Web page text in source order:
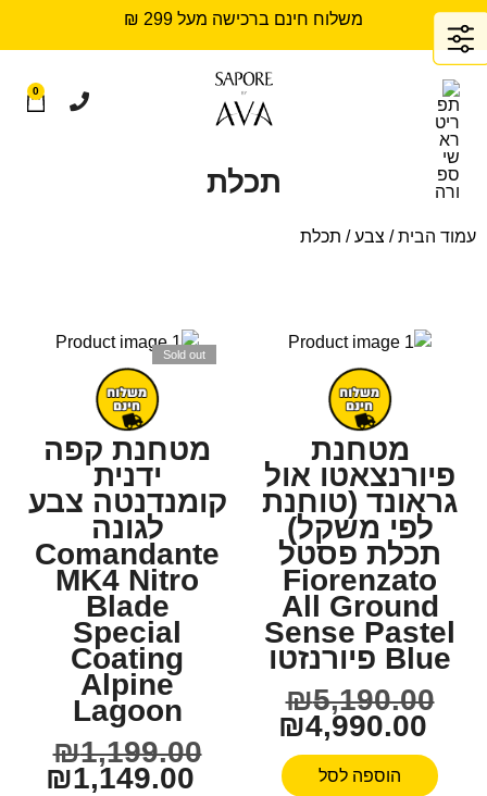
משלוח חינם ברכישה מעל 299 ₪
0
תכלת
עמוד הבית/ צבע / תכלת
מטחנת
פיורנצאטו אול
גראונד (טוחנת
לפי משקל)
תכלת פסטל
Fiorenzato
All Ground
Sense Pastel
Blue פיורנזטו
₪5,190.00
₪4,990.00
הוספה לסל
Sold out
מטחנת קפה
ידנית
קומנדנטה צבע
לגונה
Comandante
MK4 Nitro
Blade
Special
Coating
Alpine
Lagoon
₪1,199.00
₪1,149.00